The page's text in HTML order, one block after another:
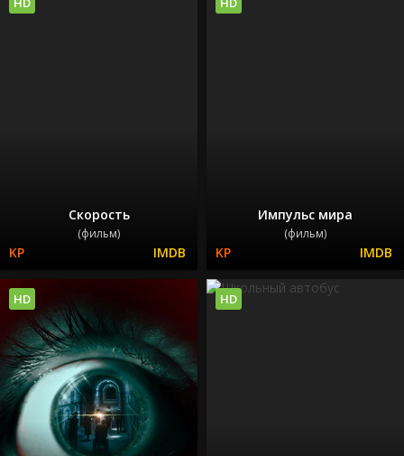
Скорость
(фильм)
Импульс мира
(фильм)
HD HD